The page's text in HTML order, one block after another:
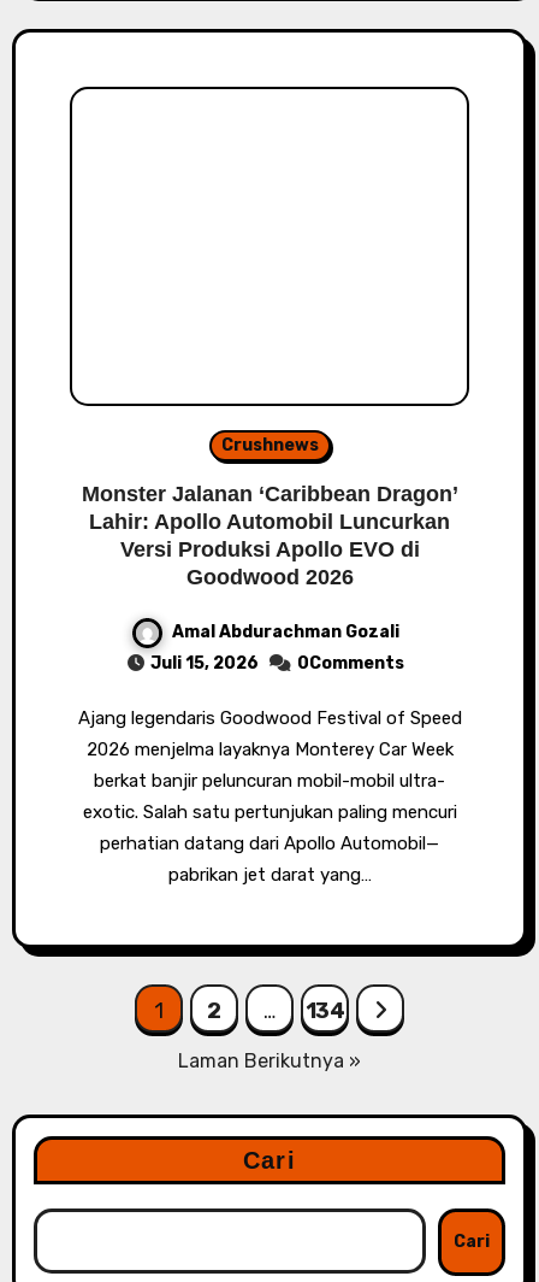
Crushnews
Monster Jalanan ‘Caribbean Dragon’
Lahir: Apollo Automobil Luncurkan
Versi Produksi Apollo EVO di
Goodwood 2026
Amal Abdurachman Gozali
Juli 15, 2026
0Comments
Ajang legendaris Goodwood Festival of Speed
2026 menjelma layaknya Monterey Car Week
berkat banjir peluncuran mobil-mobil ultra-
exotic. Salah satu pertunjukan paling mencuri
perhatian datang dari Apollo Automobil—
pabrikan jet darat yang…
Paginasi
1 2 … 134
Laman Berikutnya »
Cari
Cari